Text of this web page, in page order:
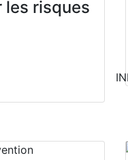
les risques